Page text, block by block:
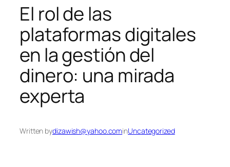
El rol de las
plataformas digitales
en la gestión del
dinero: una mirada
experta
Written bydizawish@yahoo.cominUncategorized